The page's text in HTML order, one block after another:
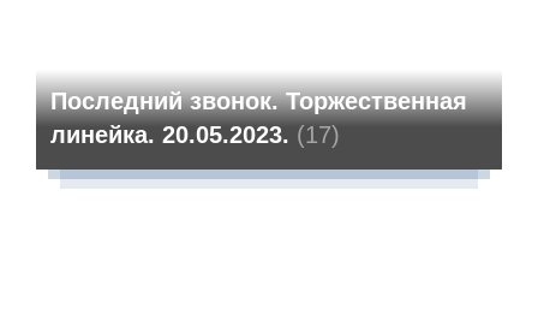
Последний звонок. Торжественная
линейка. 20.05.2023. (17)